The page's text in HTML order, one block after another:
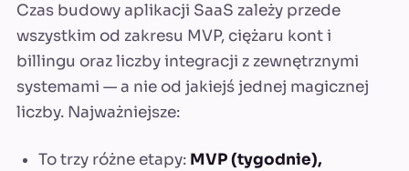
Czas budowy aplikacji SaaS zależy przede
wszystkim od zakresu MVP, ciężaru kont i
billingu oraz liczby integracji z zewnętrznymi
systemami — a nie od jakiejś jednej magicznej
liczby. Najważniejsze:
To trzy różne etapy: MVP (tygodnie),